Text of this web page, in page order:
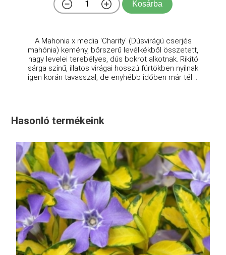
Kosárba
A Mahonia x media 'Charity' (Dúsvirágú cserjés
mahónia) kemény, bőrszerű levélkékből összetett,
nagy levelei terebélyes, dús bokrot alkotnak. Rikító
sárga színű, illatos virágai hosszú fürtökben nyílnak
igen korán tavasszal, de enyhébb időben már tél ...
Hasonló termékeink